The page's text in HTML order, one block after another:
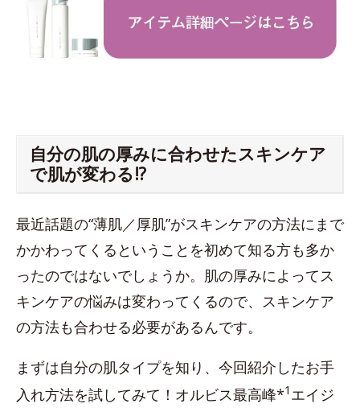
自分の肌の厚みに合わせたスキンケア
で肌が変わる!?
最近話題の“薄肌／厚肌”がスキンケアの方法にまで
かかわってくるということを初めて知る方も多か
ったのではないでしょうか。肌の厚みによってス
キンケアの悩みは変わってくるので、スキンケア
の方法も合わせる必要があるんです。
まずは自分の肌タイプを知り、今回紹介したお手
入れ方法を試してみて！オルビス最高峰*1 エイジ